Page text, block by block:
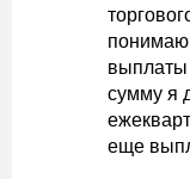
выплаты
сумму я
еще